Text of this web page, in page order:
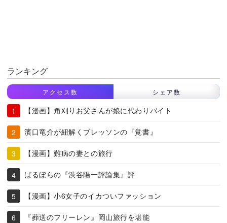
ランキング
アクセス数 シェア数
【漫画】角刈りお父さんが娘に代わりバイト
濱口竜介が紐解くブレッソンの『覚書』
【漫画】難病の妻との旅行
ばるぼらの『渋谷陽一評論集』評
【漫画】小6女子のイカついファッション
『葬送のフリーレン』岡山旅行を堪能